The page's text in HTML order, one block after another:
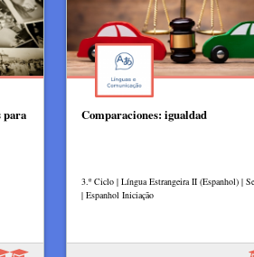
para Comparaciones: igualdad
3.º Ciclo | Língua Estrangeira II (Espanhol) |
| Espanhol Iniciação